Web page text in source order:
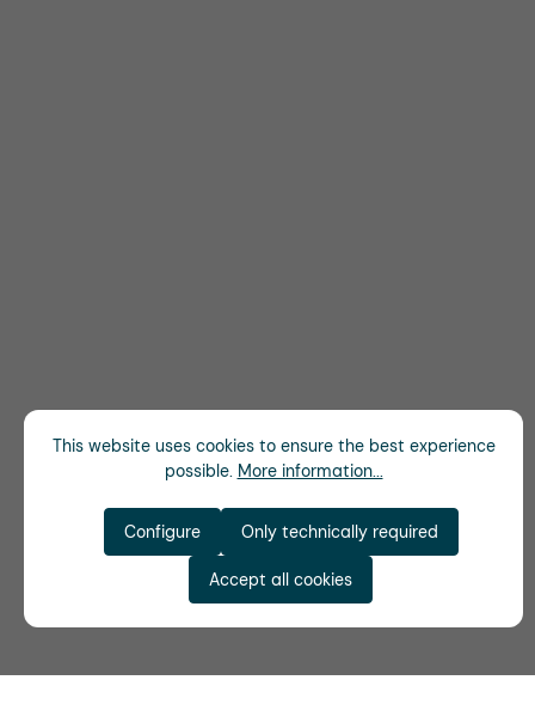
This website uses cookies to ensure the best experience
possible. More information...
Only technically required
Configure
Accept all cookies